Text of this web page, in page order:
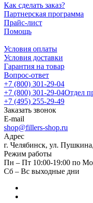
Как сделать заказ?
Партнерская программа
Прайс-лист
Помощь
Условия оплаты
Условия доставки
Гарантия на товар
Вопрос-ответ
+7 (800) 301-29-04
+7 (800) 301-29-04Отдел
+7 (495) 255-29-49
Заказать звонок
E-mail
shop@fillers-shop.ru
Адрес
г. Челябинск, ул.
Режим работы
Пн – Пт 10:00-19:00 по
Сб – Вс выходные дни